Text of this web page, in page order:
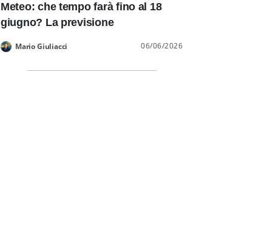
Meteo: che tempo farà fino al 18
giugno? La previsione
Mario Giuliacci 06/06/2026